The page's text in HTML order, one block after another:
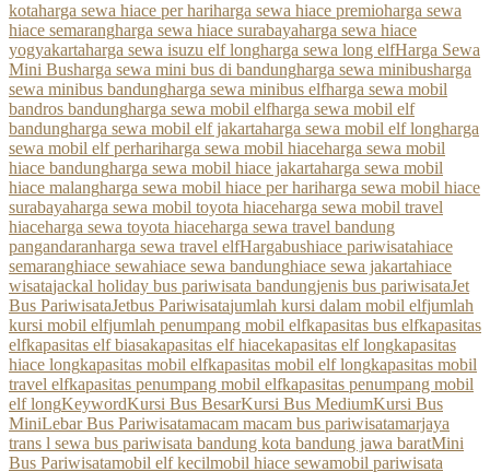
kotaharga sewa hiace per hariharga sewa hiace premioharga sewa
hiace semarangharga sewa hiace surabayaharga sewa hiace
yogyakartaharga sewa isuzu elf longharga sewa long elfHarga Sewa
Mini Busharga sewa mini bus di bandungharga sewa minibusharga
sewa minibus bandungharga sewa minibus elfharga sewa mobil
bandros bandungharga sewa mobil elfharga sewa mobil elf
bandungharga sewa mobil elf jakartaharga sewa mobil elf longharga
sewa mobil elf perhariharga sewa mobil hiaceharga sewa mobil
hiace bandungharga sewa mobil hiace jakartaharga sewa mobil
hiace malangharga sewa mobil hiace per hariharga sewa mobil hiace
surabayaharga sewa mobil toyota hiaceharga sewa mobil travel
hiaceharga sewa toyota hiaceharga sewa travel bandung
pangandaranharga sewa travel elfHargabushiace pariwisatahiace
semaranghiace sewahiace sewa bandunghiace sewa jakartahiace
wisatajackal holiday bus pariwisata bandungjenis bus pariwisataJet
Bus PariwisataJetbus Pariwisatajumlah kursi dalam mobil elfjumlah
kursi mobil elfjumlah penumpang mobil elfkapasitas bus elfkapasitas
elfkapasitas elf biasakapasitas elf hiacekapasitas elf longkapasitas
hiace longkapasitas mobil elfkapasitas mobil elf longkapasitas mobil
travel elfkapasitas penumpang mobil elfkapasitas penumpang mobil
elf longKeywordKursi Bus BesarKursi Bus MediumKursi Bus
MiniLebar Bus Pariwisatamacam macam bus pariwisatamarjaya
trans l sewa bus pariwisata bandung kota bandung jawa baratMini
Bus Pariwisatamobil elf kecilmobil hiace sewamobil pariwisata